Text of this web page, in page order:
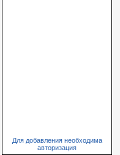
Для добавления необходима
авторизация